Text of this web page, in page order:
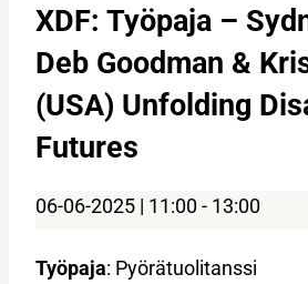
XDF: Työpaja –
Deb Goodman &
(USA) Unfolding
Futures
06-06-2025 | 11:00- 13:00
Työpaja: Pyörätuolitanssi